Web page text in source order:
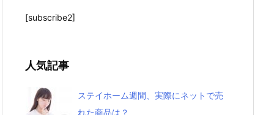
[subscribe2]
人気記事
ステイホーム週間、実際にネットで売
れた商品は？